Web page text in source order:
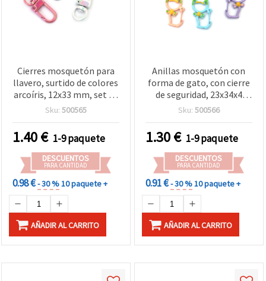
Cierres mosquetón para
llavero, surtido de colores
arcoíris, 12x33 mm, set de
4 – ganchos divertidos y
manualidades DIY
Sku: 500565
1.40€ 1-9 paquete
DESCUENTOS
PARA CANTIDAD
0.98 €- 30 %10 paquete +
AÑADIR AL CARRITO
Anillas mosquetón con
forma de gato, con cierre
de seguridad, 23x34x4
mm, orificio interior
- 2 piezas
Sku: 500566
1.30€ 1-9 paquete
DESCUENTOS
PARA CANTIDAD
0.91 €- 30 %10 paquete +
AÑADIR AL CARRITO